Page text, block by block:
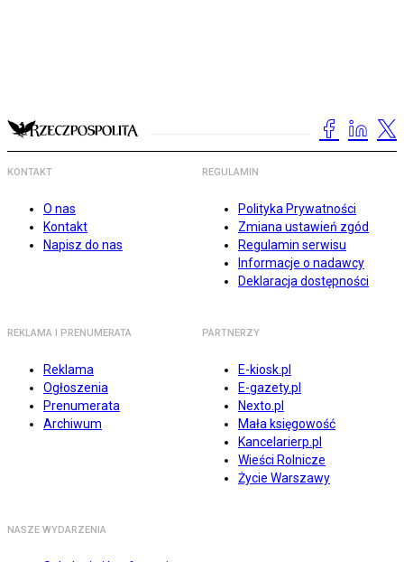
KONTAKT
O nas
Kontakt
Napisz do nas
REGULAMIN
Polityka Prywatności
Zmiana ustawień zgód
Regulamin serwisu
Informacje o nadawcy
Deklaracja dostępności
REKLAMA I PRENUMERATA
Reklama
Ogłoszenia
Prenumerata
Archiwum
PARTNERZY
E-kiosk.pl
E-gazety.pl
Nexto.pl
Mała księgowość
Kancelarierp.pl
Wieści Rolnicze
Życie Warszawy
NASZE WYDARZENIA